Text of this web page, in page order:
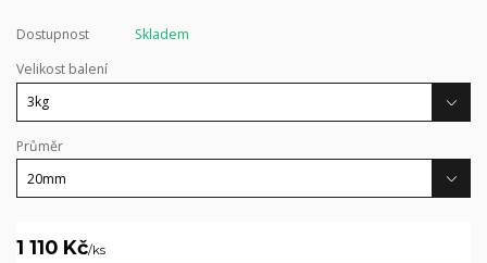
Dostupnost
Skladem
Velikost balení
Průměr
1 110 Kč/ks